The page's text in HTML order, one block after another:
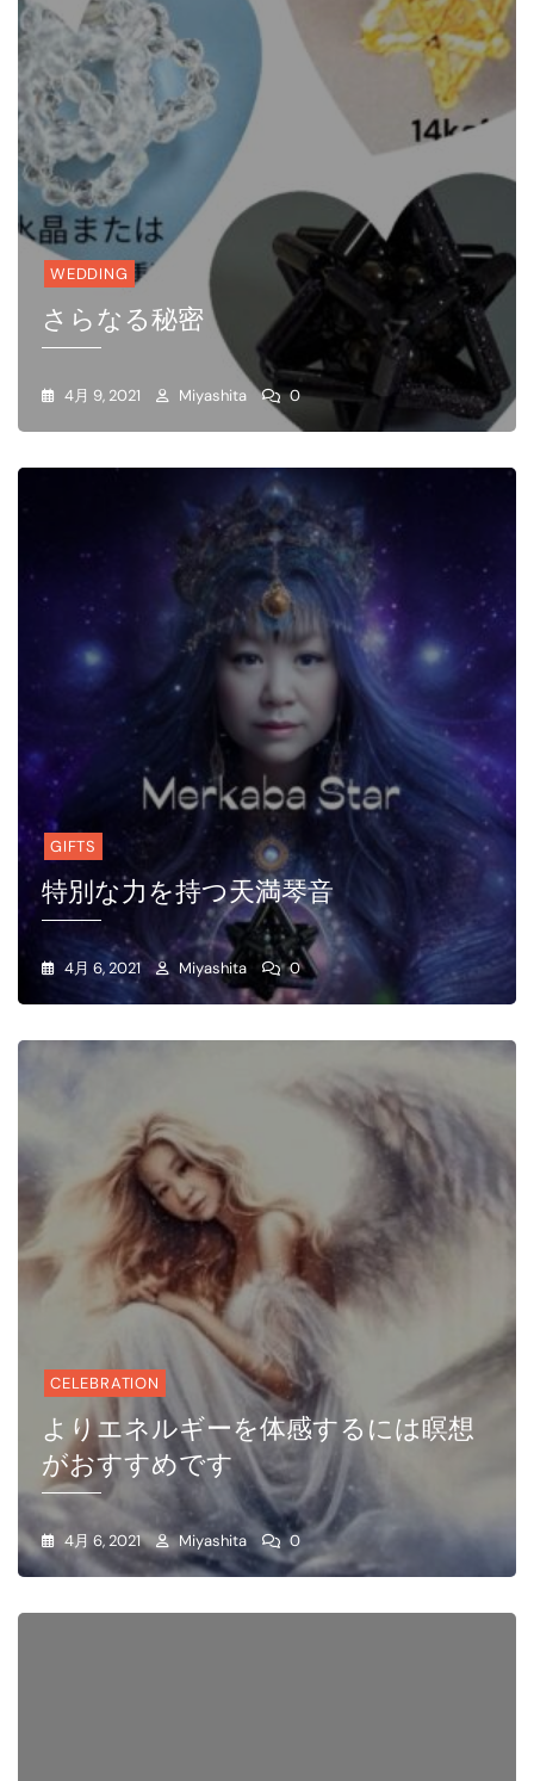
WEDDING
さらなる秘密
4月 9, 2021 Miyashita 0
GIFTS
特別な力を持つ天満琴音
4月 6, 2021 Miyashita 0
CELEBRATION
よりエネルギーを体感するには瞑想
がおすすめです
4月 6, 2021 Miyashita 0